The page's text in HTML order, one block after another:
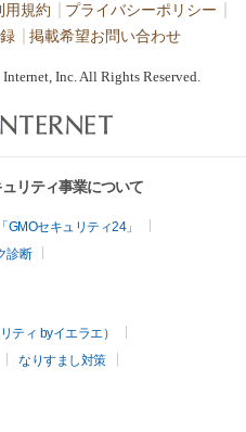
用規約
プライバシーポリシー
掲載希望お問い合わせ
Inc. All Rights Reserved.
リティ事業について
セキュリティ24」
診断
ティ byイエラエ）
なりすまし対策